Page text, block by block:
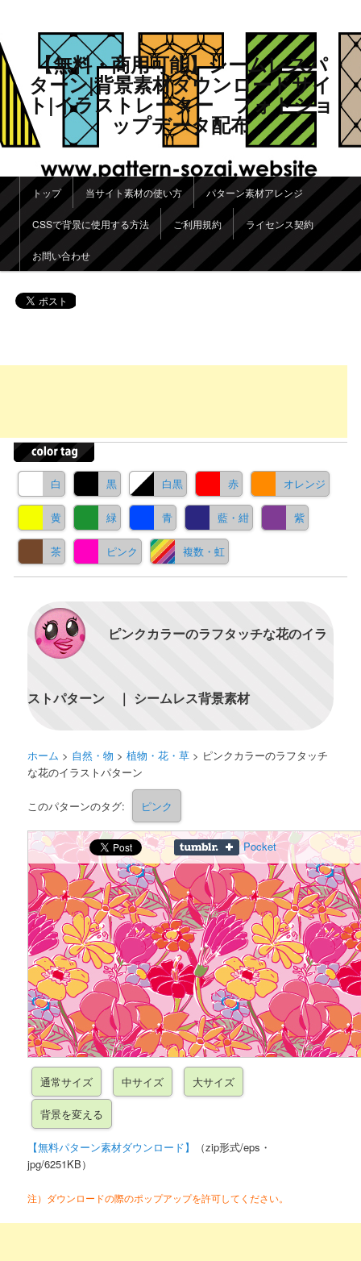
【無料・商用可能】シームレスパ
ターン|背景素材ダウンロードサイ
ト|イラストレーター フォトショ
ップデータ配布
メインメニュー
メインコンテンツへ移動
サブコンテンツへ移動
トップ 当サイト素材の使い方 パターン素材アレンジ
CSSで背景に使用する方法 ご利用規約 ライセンス契約
お問い合わせ
白 黒 白黒 赤 オレンジ
黄 緑 青 藍・紺 紫
茶 ピンク 複数・虹
ピンクカラーのラフタッチな花のイラ
ストパターン ｜ シームレス背景素材
ホーム > 自然・物 >植物・花・草 > ピンクカラーのラフタッチ
な花のイラストパターン
このパターンのタグ: ピンク
Pocket
【無料パターン素材ダウンロード】
（zip形式/eps・
jpg/6251KB）
注）ダウンロードの際のポップアップを許可してください。